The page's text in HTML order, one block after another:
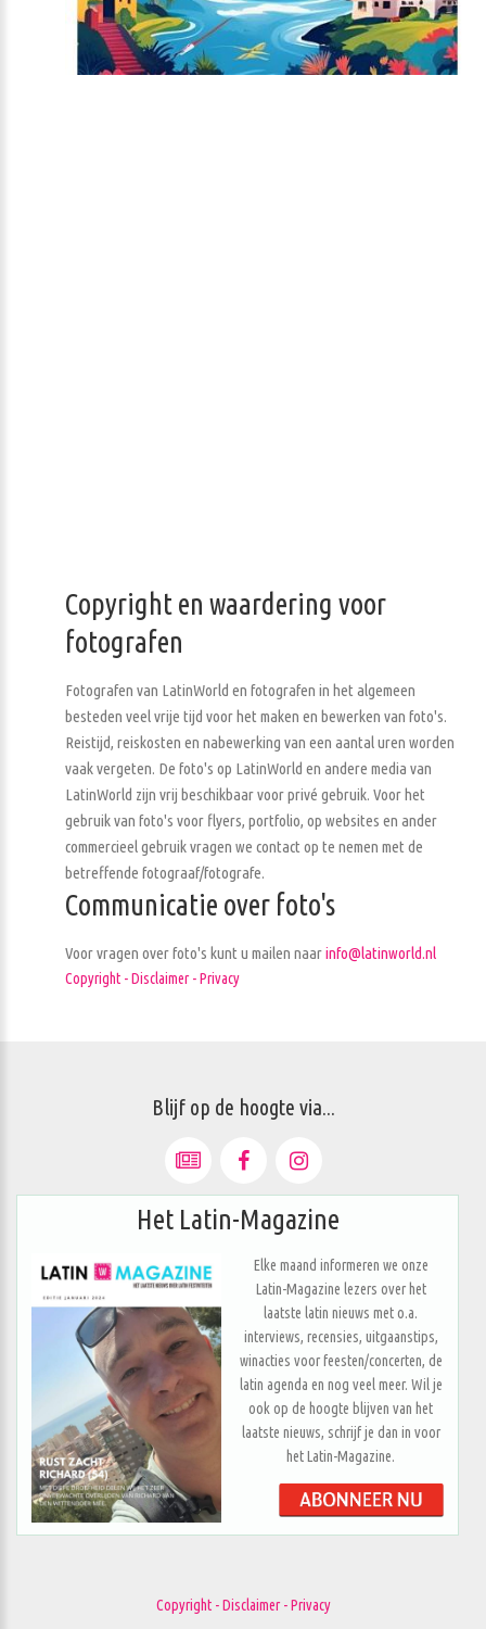
Copyright en waardering voor
fotografen
Fotografen van LatinWorld en fotografen in het algemeen
besteden veel vrije tijd voor het maken en bewerken van foto's.
Reistijd, reiskosten en nabewerking van een aantal uren worden
vaak vergeten. De foto's op LatinWorld en andere media van
LatinWorld zijn vrij beschikbaar voor privé gebruik. Voor het
gebruik van foto's voor flyers, portfolio, op websites en ander
commercieel gebruik vragen we contact op te nemen met de
betreffende fotograaf/fotografe.
Communicatie over foto's
Voor vragen over foto's kunt u mailen naarinfo@latinworld.nl
Copyright - Disclaimer - Privacy
Blijf op de hoogte via...
Het Latin-Magazine
Elke maand informeren we onze
Latin-Magazine lezers over het
laatste latin nieuws met o.a.
interviews, recensies, uitgaanstips,
winacties voor feesten/concerten, de
latin agenda en nog veel meer. Wil je
ook op de hoogte blijven van het
laatste nieuws, schrijf je dan in voor
het Latin-Magazine.
Copyright - Disclaimer - Privacy